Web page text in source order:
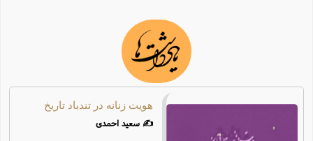
تقویم عبادی
هویت زنانه در تندباد تاریخ
✍️ سعید احمدی